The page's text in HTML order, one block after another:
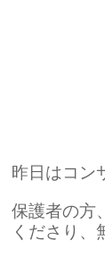
昨日はコン
保護者の方
くださり、